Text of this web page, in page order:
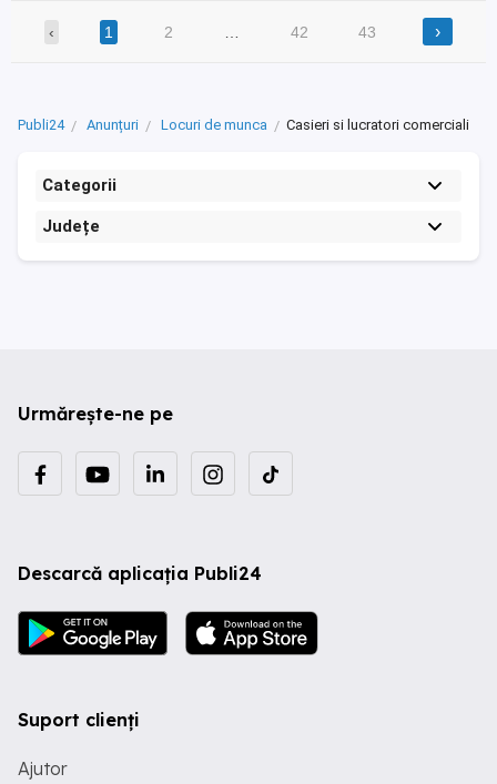
‹ 1 2 42 43 ›
Publi24 Anunțuri Locuri de munca Casieri si lucratori comerciali
Categorii
Județe
Urmărește-ne pe
Descarcă aplicația Publi24
Suport clienți
Ajutor